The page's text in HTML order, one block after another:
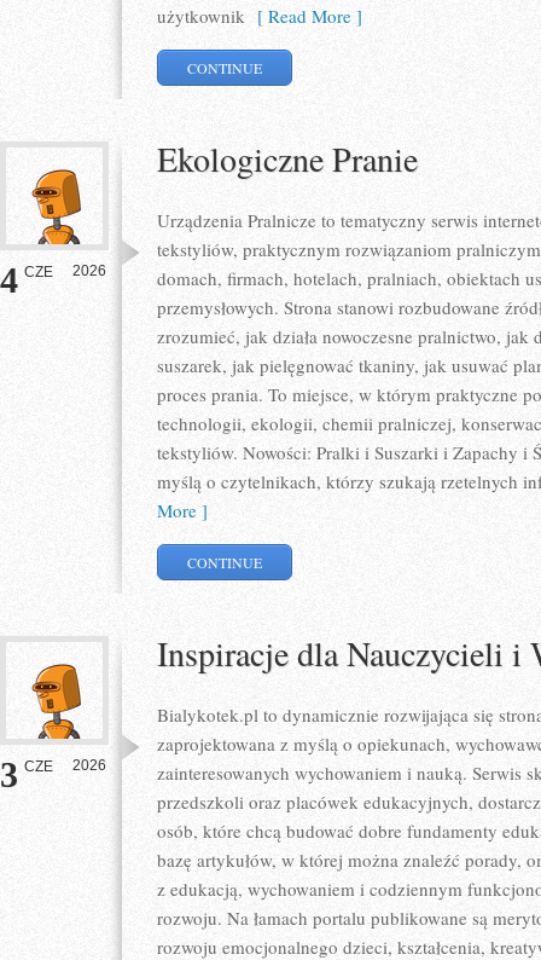
użytkownik [ Read More ]
CONTINUE
4 CZE 2026
Ekologiczne Pranie
Urządzenia Pralnicze to tematyczny serwis
tekstyliów, praktycznym rozwiązaniom
domach, firmach, hotelach, pralniach, obiektach
przemysłowych. Strona stanowi rozbudowane
zrozumieć, jak działa nowoczesne pralnictwo,
suszarek, jak pielęgnować tkaniny, jak usuwać
proces prania. To miejsce, w którym praktyczne
technologii, ekologii, chemii pralniczej,
tekstyliów. Nowości: Pralki i Suszarki i Zapachy i
myślą o czytelnikach, którzy szukają rzetelnych
More ]
CONTINUE
3 CZE 2026
Inspiracje dla Nauczycieli i
Bialykotek.pl to dynamicznie rozwijająca się
zaprojektowana z myślą o opiekunach,
zainteresowanych wychowaniem i nauką. Serwis
przedszkoli oraz placówek edukacyjnych,
osób, które chcą budować dobre fundamenty
bazę artykułów, w której można znaleźć porady,
z edukacją, wychowaniem i codziennym
rozwoju. Na łamach portalu publikowane są
rozwoju emocjonalnego dzieci, kształcenia,